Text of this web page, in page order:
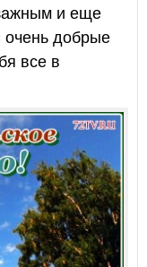
и еще
очень добрые
все в